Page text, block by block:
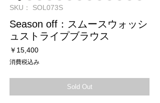
SKU： SOL073S
Season off：スムースウォッシ
ュストライプブラウス
￥15,400価
消費税込み
Sold Out